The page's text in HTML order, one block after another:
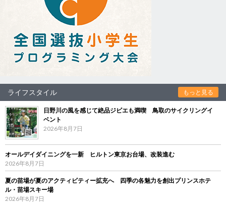
ライフスタイル もっと見る
日野川の風を感じて絶品ジビエも満喫 鳥取のサイクリングイ
ベント
2026年8月7日
オールデイダイニングを一新 ヒルトン東京お台場、改装進む
2026年8月7日
夏の苗場が夏のアクティビティー拡充へ 四季の各魅力を創出プリンスホテ
ル・苗場スキー場
2026年8月7日